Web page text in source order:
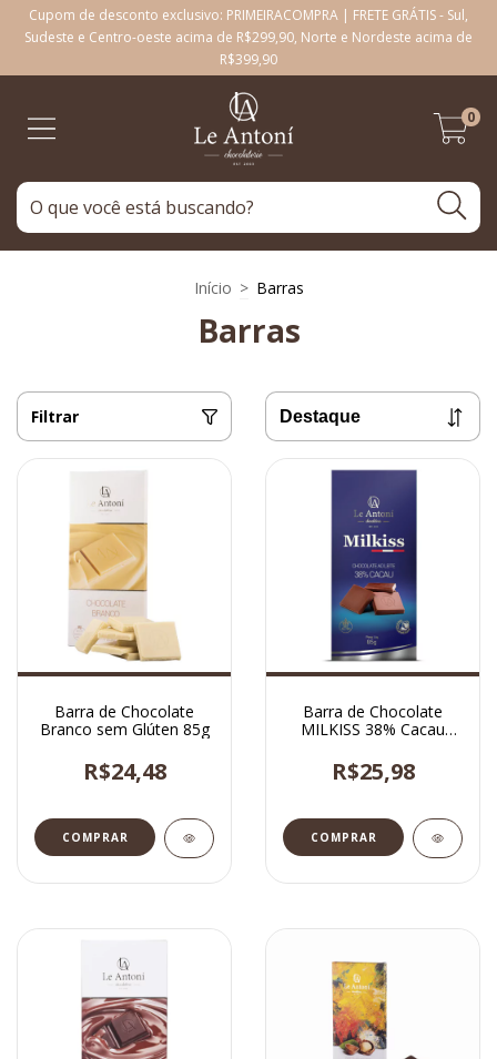
Cupom de desconto exclusivo: PRIMEIRACOMPRA | FRETE GRÁTIS - Sul,
Sudeste e Centro-oeste acima de R$299,90, Norte e Nordeste acima de
R$399,90
0
Início > Barras
Barras
Filtrar
Barra de Chocolate
Branco sem Glúten 85g
R$24,48
Barra de Chocolate
MILKISS 38% Cacau
R$25,98